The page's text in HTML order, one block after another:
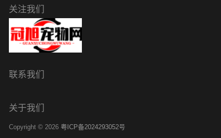
关注我们
联系我们
关于我们
Copyright © 2026 粤ICP备2024293052号